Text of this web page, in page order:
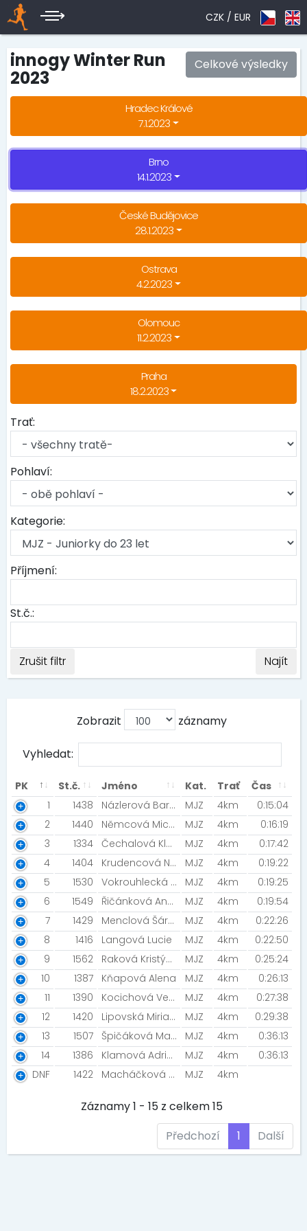
CZK / EUR
Celkové výsledky
innogy Winter Run
2023
Hradec Králové
7.1.2023
Brno
14.1.2023
České Budějovice
28.1.2023
Ostrava
4.2.2023
Olomouc
11.2.2023
Praha
18.2.2023
Trať:
Pohlaví:
Kategorie:
Příjmení:
St.č.:
Zrušit filtr Najít
Zobrazit záznamy
Vyhledat:
PK St.č. Jméno Kat. Trať
Čas
1
1438 Názlerová Barbora [Fklidu sport team] MJZ 4km
0:15:04
2
1440 Němcová Michaela MJZ 4km
0:16:19
3
1334 Čechalová Klára [SKP Nymburk ] MJZ 4km
0:17:42
4
1404 Krudencová Nela MJZ 4km
0:19:22
5
1530 Vokrouhlecká Sára [Vokolopole] MJZ 4km
0:19:25
6
1549 Řičánková Anežka [AC Jilemnice] MJZ 4km
0:19:54
7
1429 Menclová Šárka [TJ Sokol Hradec Králové] MJZ 4km
0:22:26
8
1416 Langová Lucie MJZ 4km
0:22:50
9
1562 Raková Kristýna MJZ 4km
0:25:24
10
1387 Kňapová Alena MJZ 4km
0:26:13
11
1390 Kocichová Veronika MJZ 4km
0:27:38
12
1420 Lipovská Miriam MJZ 4km
0:29:38
13
1507 Špičáková Magdaléna MJZ 4km
0:36:13
14
1386 Klamová Adriana MJZ 4km
0:36:13
DNF
1422 Macháčková Zuzana [NN2022] MJZ 4km
Záznamy 1 - 15 z celkem 15
Předchozí
1 Další